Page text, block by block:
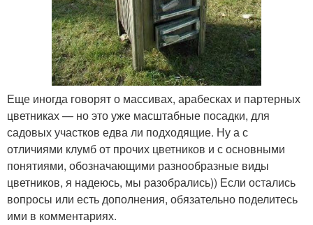
Еще иногда говорят о массивах, арабесках и партерных
цветниках — но это уже масштабные посадки, для
садовых участков едва ли подходящие. Ну а с
отличиями клумб от прочих цветников и с основными
понятиями, обозначающими разнообразные виды
цветников, я надеюсь, мы разобрались)) Если остались
вопросы или есть дополнения, обязательно поделитесь
ими в комментариях.